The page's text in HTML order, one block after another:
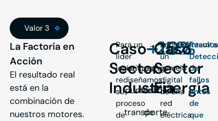
Valor 3
La Factoría en
Acción
El resultado real
está en la
combinación de
nuestros motores.
Caso
Sector
Industria
Para un
líder
logístico,
rediseñamos
su
proceso
de
en costes
de
transporte
-20%
en
puntualidad
de
+15%
Caso
Sector
Energía
Implementamos
un
gemelo
digital
de una
red
eléctrica
de
fallos
antes
de
que